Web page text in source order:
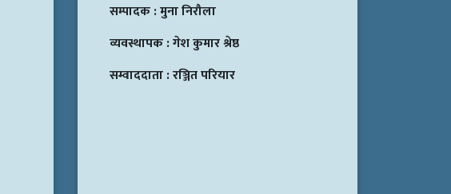
सम्पादक :मुना निरौला
व्यवस्थापक :गेश कुमार श्रेष्ठ
सम्वाददाता :रञ्जित परियार